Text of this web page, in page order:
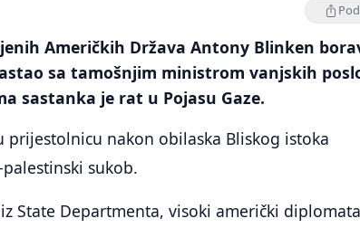
Američkih Država Antony Blinken
sa tamošnjim ministrom vanjskih
sastanka je rat u Pojasu Gaze.
prijestolnicu nakon obilaska Bliskog istoka
sukob.
State Departmenta, visoki američki